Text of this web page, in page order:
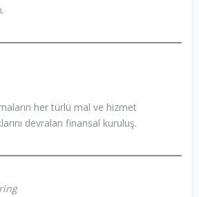
her türlü mal ve hizmet
devralan finansal kuruluş.